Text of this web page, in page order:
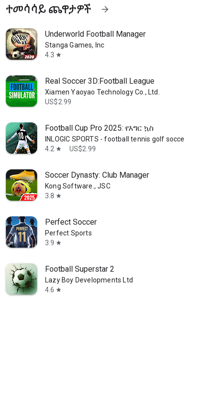
ተመሳሳይ ጨዋታዎች arrow_forward
Underworld Football Manager
Stanga Games, Inc
4.3 star
Real Soccer 3D:Football League
Xiamen Yaoyao Technology Co., Ltd.
US$2.99
Football Cup Pro 2025: የእግር ኳስ
INLOGIC SPORTS - football tennis golf soccer
4.2 star US$2.99
Soccer Dynasty: Club Manager
Kong Software., JSC
3.8 star
Perfect Soccer
Perfect Sports
3.9 star
Football Superstar 2
Lazy Boy Developments Ltd
4.6 star